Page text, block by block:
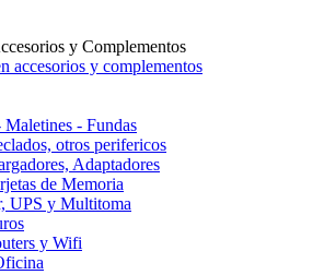
y Complementos
accesorios y complementos
- Fundas
otros perifericos
Adaptadores
de Memoria
UPS y Multitoma
y Wifi